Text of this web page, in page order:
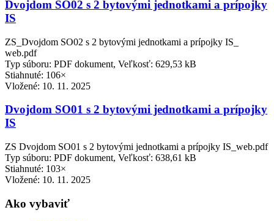
Dvojdom SO02 s 2 bytovými jednotkami a prípojky
IS
ZS_Dvojdom SO02 s 2 bytovými jednotkami a prípojky IS_
web.pdf
Typ súboru: PDF dokument, Veľkosť: 629,53 kB
Stiahnuté: 106×
Vložené: 10. 11. 2025
Dvojdom SO01 s 2 bytovými jednotkami a prípojky
IS
ZS Dvojdom SO01 s 2 bytovými jednotkami a prípojky IS_web.pdf
Typ súboru: PDF dokument, Veľkosť: 638,61 kB
Stiahnuté: 103×
Vložené: 10. 11. 2025
Ako vybaviť